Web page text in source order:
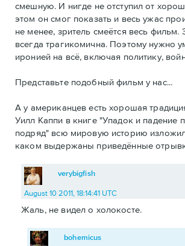
смешную. И нигде не отступил от
этом он смог показать и весь ужас
не менее, зритель смеётся весь фильм.
всегда трагикомична. Поэтому нужно
иронией на всё, включая политику,
Представьте подобный фильм у нас...
А у американцев есть хорошая
Уилл Каппи в книге "Упадок и падение
подряд" всю мировую историю
каком выдержаны приведённые
verybigfish
August 10 2011, 18:14:41 UTC
Жаль, не видел о холокосте.
bohemicus